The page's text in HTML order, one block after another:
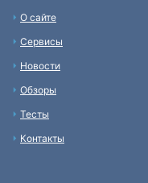
О сайте
Сервисы
Новости
Обзоры
Тесты
Контакты